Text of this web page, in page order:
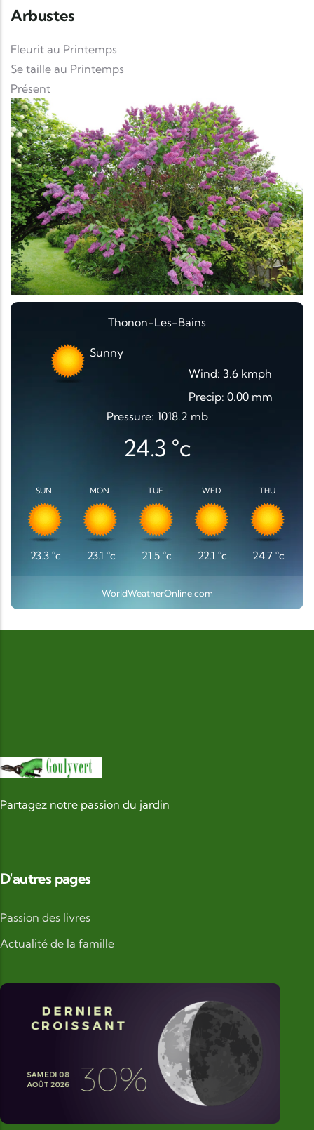
Arbustes
Fleurit au Printemps
Se taille au Printemps
Présent
Thonon-Les-Bains
Sunny
Wind: 3.6 kmph
Precip: 0.00 mm
Pressure: 1018.2 mb
24.3 °c
SUN
23.3°c
MON
23.1 °c
TUE
21.5 °c
WED
22.1 °c
THU
24.7 °c
WorldWeatherOnline.com
Partagez notre passion du jardin
D'autres pages
Passion des livres
Actualité de la famille